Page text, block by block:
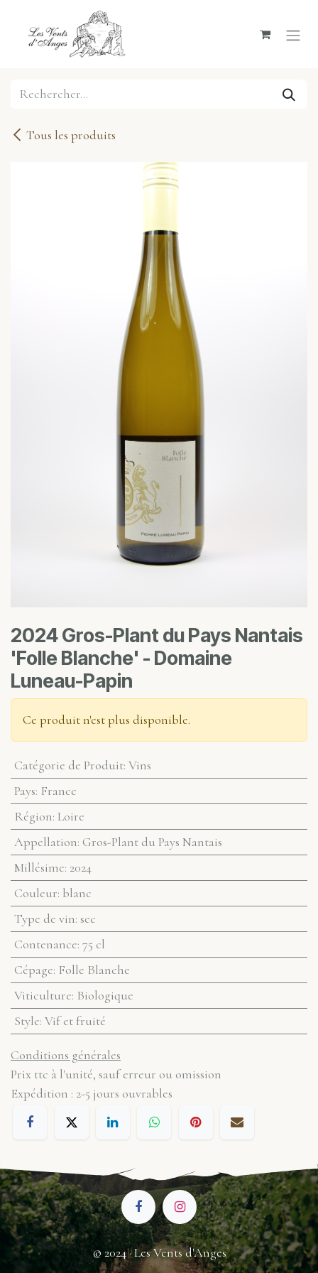
Se rendre au contenu
Tous les produits
2024 Gros-Plant du Pays Nantais
'Folle Blanche' - Domaine
Luneau-Papin
Ce produit n'est plus disponible.
Catégorie de Produit: Vins
Pays: France
Région: Loire
Appellation: Gros-Plant du Pays Nantais
Millésime: 2024
Couleur: blanc
Type de vin: sec
Contenance: 75 cl
Cépage: Folle Blanche
Viticulture: Biologique
Style: Vif et fruité
Conditions générales
Prix ttc à l'unité, sauf erreur ou omission
Expédition : 2-5 jours ouvrables
© 2024 · Les Vents d'Anges